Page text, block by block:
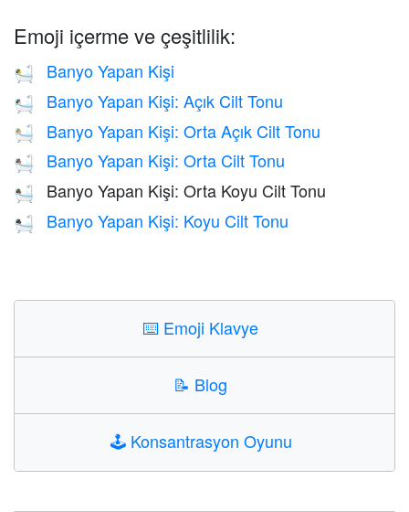
Emoji içerme ve çeşitlilik:
🛀 Banyo Yapan Kişi
🛀🏻 Banyo Yapan Kişi: Açık Cilt Tonu
🛀🏼 Banyo Yapan Kişi: Orta Açık Cilt Tonu
🛀🏽 Banyo Yapan Kişi: Orta Cilt Tonu
🛀🏾 Banyo Yapan Kişi: Orta Koyu Cilt Tonu
🛀🏿 Banyo Yapan Kişi: Koyu Cilt Tonu
⌨️ Emoji Klavye
📝 Blog
🕹️ Konsantrasyon Oyunu